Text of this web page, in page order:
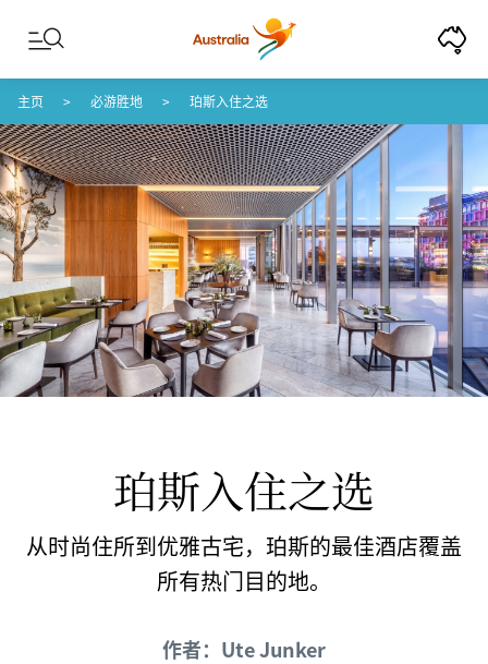
Skip to content
Skip to footer navigation
主页 必游胜地 珀斯入住之选
珀斯入住之选
从时尚住所到优雅古宅，珀斯的最佳酒店覆盖
所有热门目的地。
作者：Ute Junker